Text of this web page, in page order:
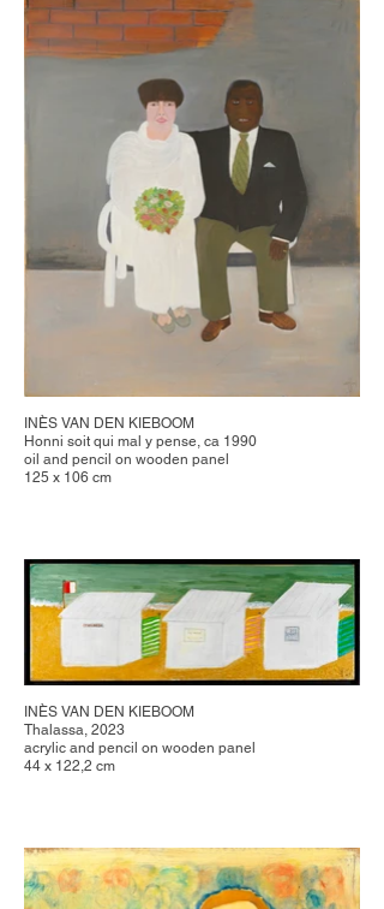
INÈS VAN DEN KIEBOOM
Honni soit qui mal y pense, ca 1990
oil and pencil on wooden panel
125 x 106 cm
INÈS VAN DEN KIEBOOM
Thalassa, 2023
acrylic and pencil on wooden panel
44 x 122,2 cm